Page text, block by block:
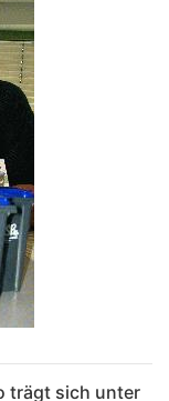
trägt sich unter